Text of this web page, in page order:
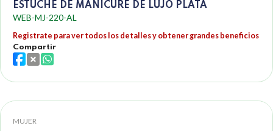
ESTUCHE DE MANICURE DE LUJO PLATA
WEB-MJ-220-AL
Registrate para ver todos los detalles y obtener grandes beneficios
Compartir
MUJER